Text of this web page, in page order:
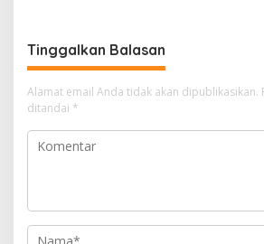
Tinggalkan Balasan
Alamat email Anda tidak akan dipublikasikan.
ditandai *